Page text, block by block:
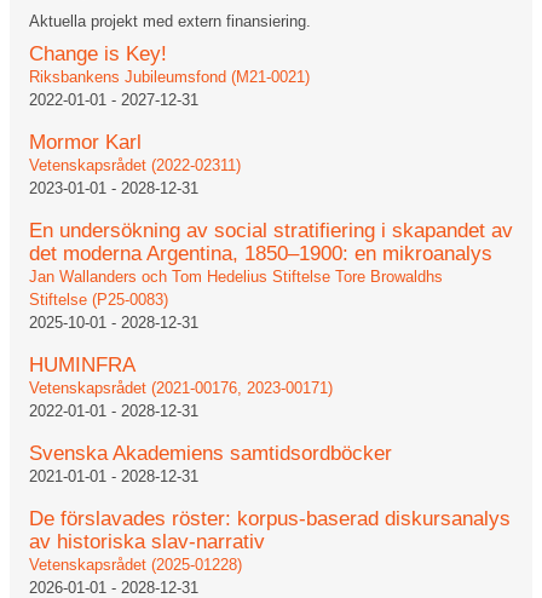
Aktuella projekt med extern finansiering.
Change is Key!
Riksbankens Jubileumsfond (M21-0021)
2022-01-01 - 2027-12-31
Mormor Karl
Vetenskapsrådet (2022-02311)
2023-01-01 - 2028-12-31
En undersökning av social stratifiering i skapandet av
det moderna Argentina, 1850–1900: en mikroanalys
Jan Wallanders och Tom Hedelius Stiftelse Tore Browaldhs
Stiftelse (P25-0083)
2025-10-01 - 2028-12-31
HUMINFRA
Vetenskapsrådet (2021-00176, 2023-00171)
2022-01-01 - 2028-12-31
Svenska Akademiens samtidsordböcker
2021-01-01 - 2028-12-31
De förslavades röster: korpus-baserad diskursanalys
av historiska slav-narrativ
Vetenskapsrådet (2025-01228)
2026-01-01 - 2028-12-31